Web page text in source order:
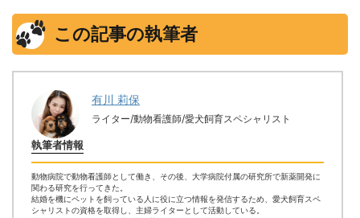
この記事の執筆者
執筆者情報
有川 莉保
ライター/動物看護師/愛犬飼育スペシャリスト
動物病院で動物看護師として働き、その後、大学病院付属の研究所で新薬開発に
関わる研究を行ってきた。
結婚を機にペットを飼っている人に役に立つ情報を発信するため、愛犬飼育スペ
シャリストの資格を取得し、主婦ライターとして活動している。